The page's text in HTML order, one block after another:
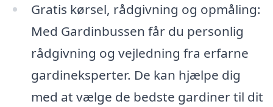
Gratis kørsel, rådgivning og opmåling:
Med Gardinbussen får du personlig
rådgivning og vejledning fra erfarne
gardineksperter. De kan hjælpe dig
med at vælge de bedste gardiner til dit